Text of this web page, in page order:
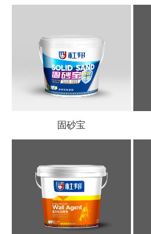
固砂宝